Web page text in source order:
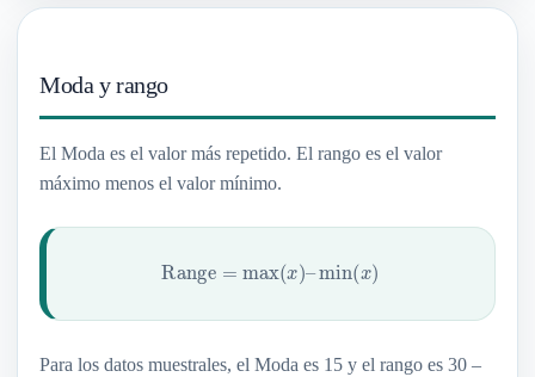
Moda y rango
El Moda es el valor más repetido. El rango es el valor
máximo menos el valor mínimo.
Range max(x)– min( x)
Para los datos muestrales, el Moda es 15 y el rango es 30 –